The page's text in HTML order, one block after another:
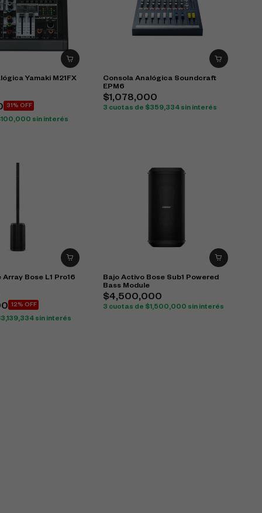
Yamaki M21FX
31% OFF
100,000 sin interés
Consola Analógica Soundcraft
EPM6
$1,078,000
3 cuotas de $359,334sin interés
Bose L1 Pro16
12% OFF
3,139,334 sin interés
Bajo Activo Bose Sub1 Powered
Bass Module
$4,500,000
3 cuotas de $1,500,000 sin interés